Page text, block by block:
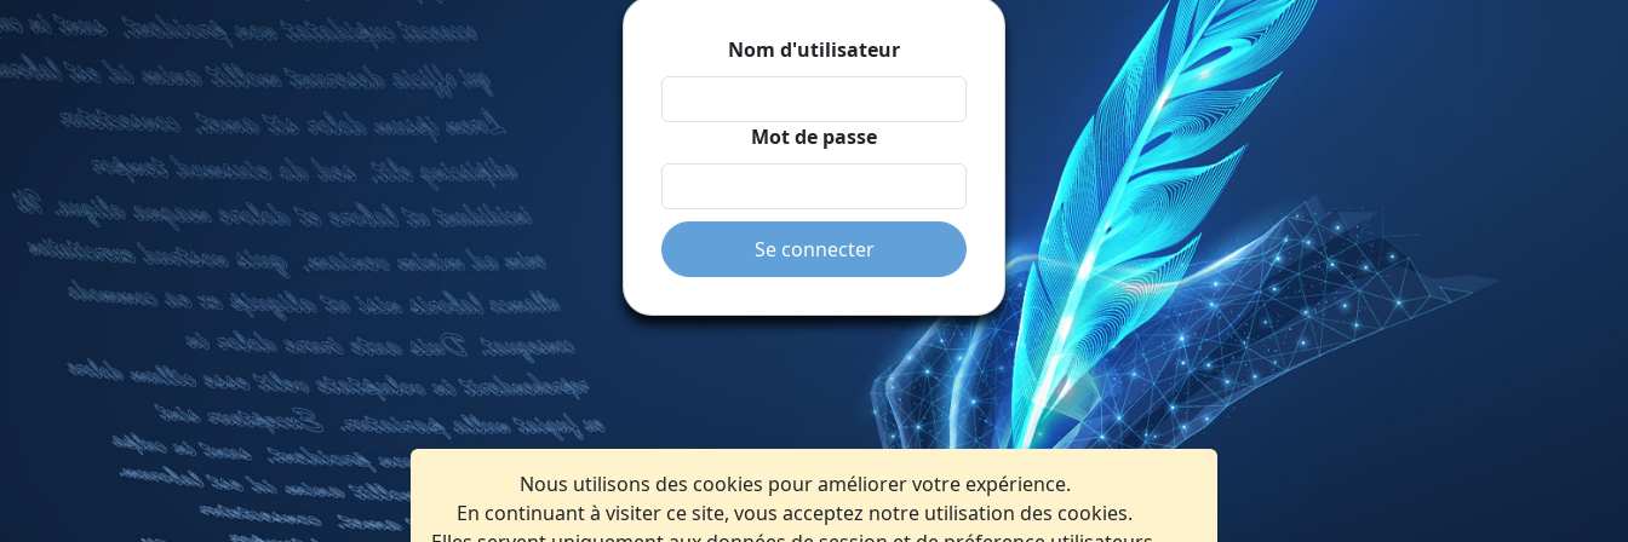
Nom d'utilisateur
Mot de passe
Se connecter
Nous utilisons des cookies pour améliorer votre expérience.
En continuant à visiter ce site, vous acceptez notre utilisation des cookies.